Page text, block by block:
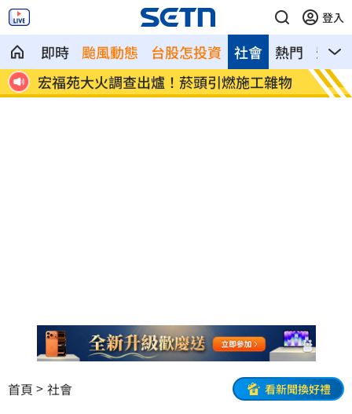
登入
即時 颱風動態 台股怎投資 熱門 影音
社會
！
宏福苑大火調查出爐！菸頭引燃施工雜物
定投
位！
首頁 社會 看新聞換好禮